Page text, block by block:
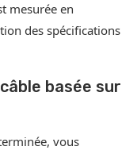
mesurée en
des spécifications
basée sur
vous